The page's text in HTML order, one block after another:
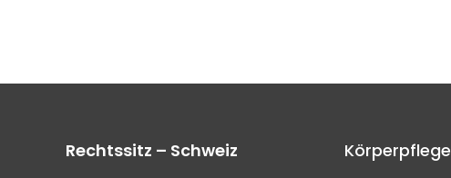
Rechtssitz – Schweiz
Körperpflege